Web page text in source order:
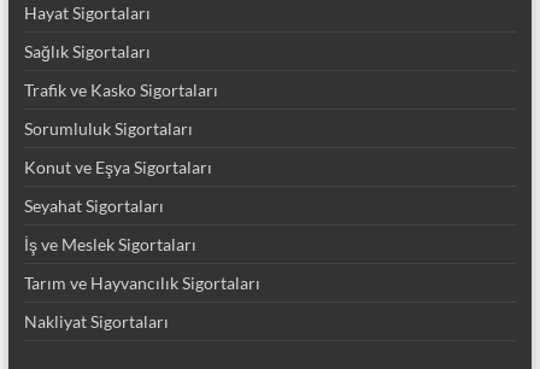
Hayat Sigortaları
Sağlık Sigortaları
Trafik ve Kasko Sigortaları
Sorumluluk Sigortaları
Konut ve Eşya Sigortaları
Seyahat Sigortaları
İş ve Meslek Sigortaları
Tarım ve Hayvancılık Sigortaları
Nakliyat Sigortaları